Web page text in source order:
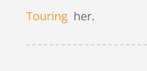
Touringher.